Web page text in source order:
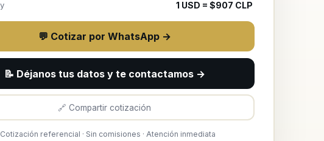
1 USD = $907 CLP
💬 Cotizar por WhatsApp →
📝 Déjanos tus datos y te contactamos →
🔗 Compartir cotización
Cotización referencial · Sin comisiones · Atención inmediata